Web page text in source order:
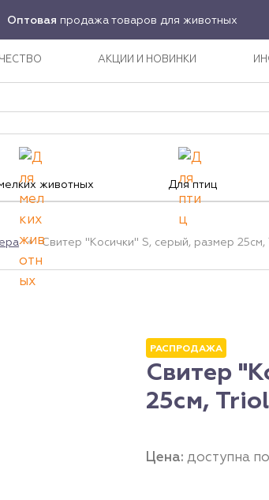
Оптовая продажа товаров для животных
АКЦИИ И НОВИНКИ
животных Для птиц
Свитер "Косички" S, серый, размер 25см,
РАСПРОДАЖА
Свитер
25см, Triol
Цена: доступна